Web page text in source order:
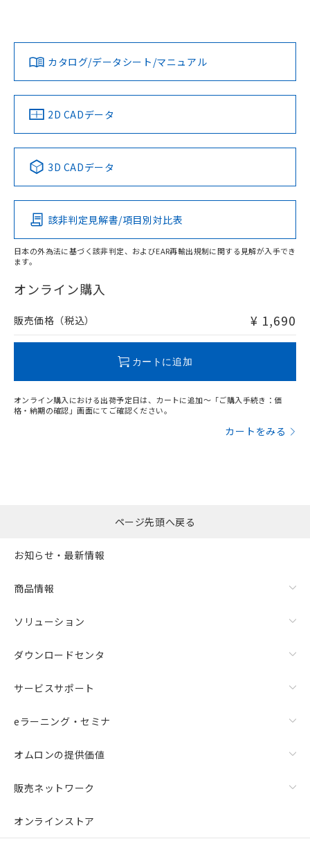
ダウンロードデータをご利用いただく前に、以下を必ずお読
みください。
ソフトウェアの使用条件
対応済み
中国 RoHS 注意事項・凡例
Pb Hg Cd Cr(VI)
O
在庫等で未対応品が混在する可能性があります。
問い合わせください。
LR型式承認
（イギリス
船舶規格）
DNV型式承認
（ノルウェー
BV型式承認
（フランス
KR型式
（韓国
No No No No
この製品の規格認証/適合状況ページへ
その他の認証はこちらのページからご検索ください
カタログ/データシート/マニュアル
2D CADデータ
3D CADデータ
該非判定見解書/項目別対比表
日本の外為法に基づく該非判定、およびEAR再輸出規制に関する見解が入手でき
ます。
オンライン購入
販売価格（税込） ¥ 1,690
カートに追加
オンライン購入における出荷予定日は、カートに追加～「ご購入手続き：価
格・納期の確認」画面にてご確認ください。
カートをみる
ページ先頭へ戻る
お知らせ・最新情報
商品情報
ソリューション
ダウンロードセンタ
サービスサポート
eラーニング・セミナ
オムロンの提供価値
販売ネットワーク
オンラインストア